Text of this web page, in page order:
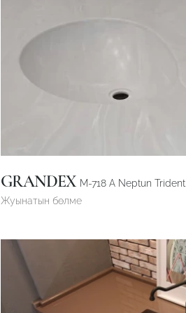
GRANDEX M-718 А Neptun Trident
Жуынатын бөлме